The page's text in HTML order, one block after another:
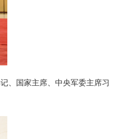
、国家主席、中央军委主席习